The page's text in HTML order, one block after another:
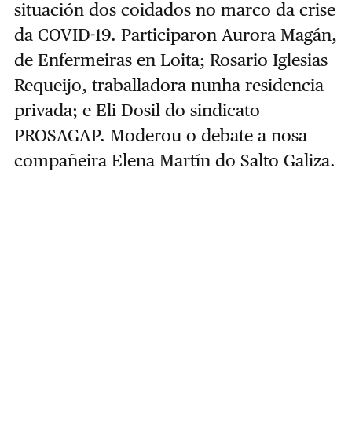
situación dos coidados no marco da crise
da COVID-19. Participaron Aurora Magán,
de Enfermeiras en Loita; Rosario Iglesias
Requeijo, traballadora nunha residencia
privada; e Eli Dosil do sindicato
PROSAGAP. Moderou o debate a nosa
compañeira Elena Martín do Salto Galiza.